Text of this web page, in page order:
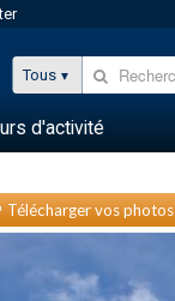
Tous
d'activité
Télécharger vos photos